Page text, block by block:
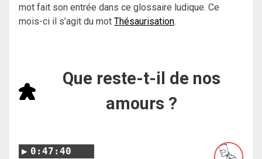
mot fait son entrée dans ce glossaire ludique. Ce
mois-ci il s’agit du mot Thésaurisation.
Que reste-t-il de nos
amours ?
0:47:40